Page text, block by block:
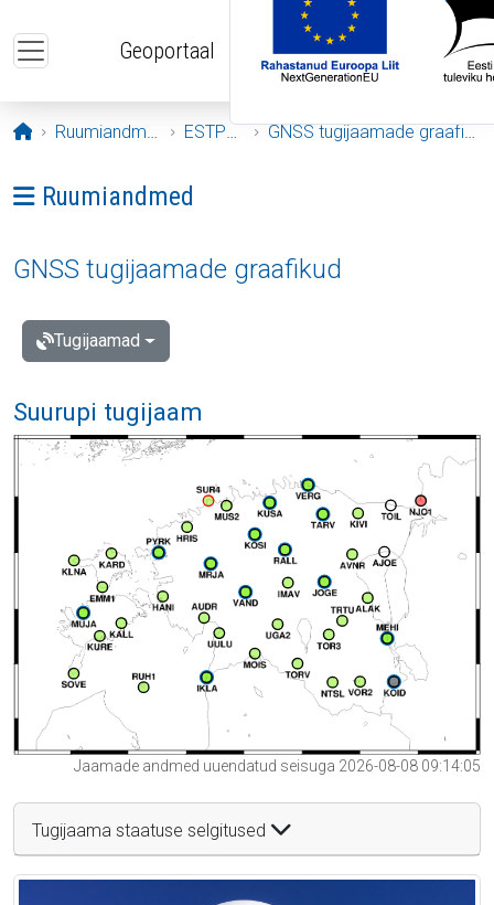
Geoportaal
Avaleht
Ruumiandmed ESTPOS GNSS tugijaamade graafikud
Ava menüü: Ruumiandmed
Ruumiandmed
GNSS tugijaamade graafikud
Tugijaamad
Suurupi tugijaam
Jaamade andmed uuendatud seisuga 2026-08-08 09:14:05
Tugijaama staatuse selgitused